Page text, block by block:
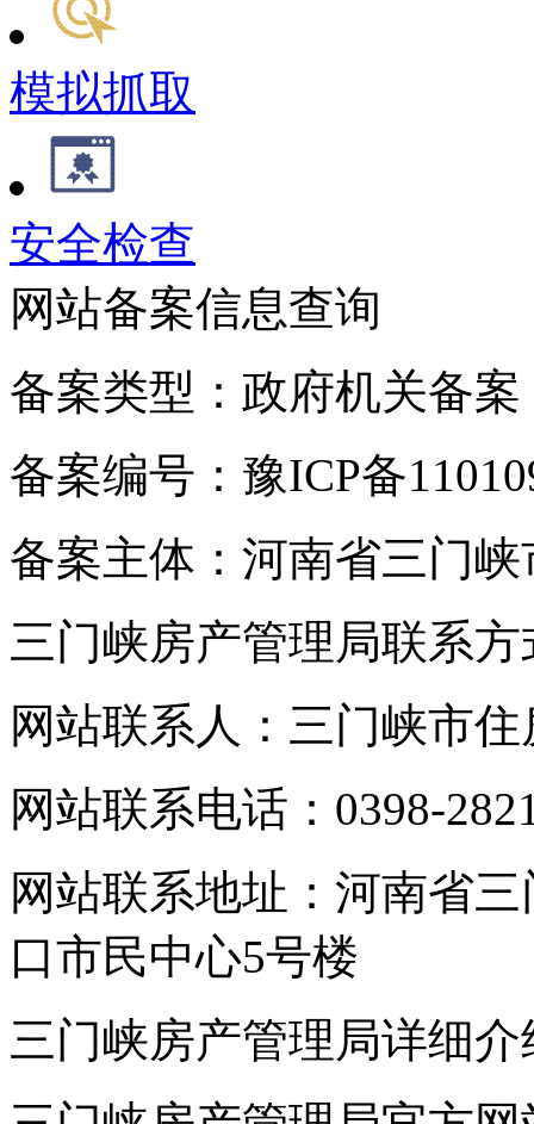
模拟抓取
安全检查
网站备案信息查询
备案类型：政府机关备案
备案编号：豫ICP备
备案主体：河南省三门
三门峡房产管理局联系方
网站联系人：三门峡市
网站联系电话：0398-
网站联系地址：河南省
口市民中心5号楼
三门峡房产管理局详细介